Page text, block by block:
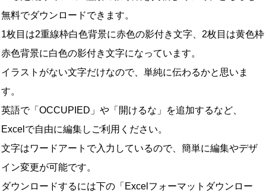
無料でダウンロードできます。
1枚目は2重線枠白色背景に赤色の影付き文字、2枚目は黄色枠
赤色背景に白色の影付き文字になっています。
イラストがない文字だけなので、単純に伝わるかと思いま
す。
英語で「OCCUPIED」や「開けるな」を追加するなど、
Excelで自由に編集しご利用ください。
文字はワードアートで入力しているので、簡単に編集やデザ
イン変更が可能です。
ダウンロードするには下の「Excelフォーマットダウンロー